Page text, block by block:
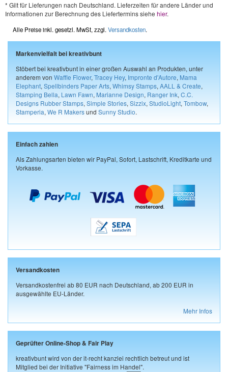
* Gilt für Lieferungen nach Deutschland. Lieferzeiten für andere Länder und
Informationen zur Berechnung des Liefertermins siehe hier.
Alle Preise inkl. gesetzl. MwSt, zzgl. Versandkosten.
Markenvielfalt bei kreativbunt
Stöbert bei kreativbunt in einer großen Auswahl an Produkten, unter
anderem von Waffle Flower, Tracey Hey, Impronte d'Autore, Mama
Elephant, Spellbinders Paper Arts, Whimsy Stamps, AALL & Create,
Stamping Bella, Lawn Fawn, Marianne Design, Ranger Ink, C.C.
Designs Rubber Stamps, Simple Stories, Sizzix, StudioLight, Tombow,
Stamperia, We R Makersund Sunny Studio.
Einfach zahlen
Als Zahlungsarten bieten wir PayPal, Sofort, Lastschrift, Kreditkarte und
Vorkasse.
Versandkosten
Versandkostenfrei ab 80 EUR nach Deutschland, ab 200 EUR in
ausgewählte EU-Länder.
Mehr Infos
Geprüfter Online-Shop & Fair Play
kreativbunt wird von der it-recht kanzlei rechtlich betreut und ist
Mitglied bei der Initiative "Fairness im Handel".